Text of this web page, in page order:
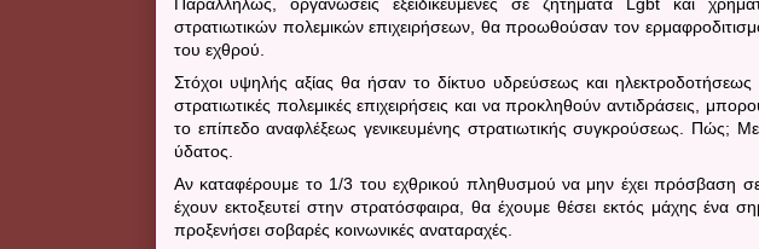
στρατιωτικών πολεμικών επιχειρήσεων, θα προωθούσαν τον
του εχθρού.
Στόχοι υψηλής αξίας θα ήσαν το δίκτυο υδρεύσεως και
στρατιωτικές πολεμικές επιχειρήσεις και να προκληθούν αντιδράσεις,
το επίπεδο αναφλέξεως γενικευμένης στρατιωτικής συγκρούσεως. Πώς; Με
ύδατος.
Αν καταφέρουμε το 1/3 του εχθρικού πληθυσμού να μην έχει πρόσβαση σε
έχουν εκτοξευτεί στην στρατόσφαιρα, θα έχουμε θέσει εκτός μάχης ένα
προξενήσει σοβαρές κοινωνικές αναταραχές.